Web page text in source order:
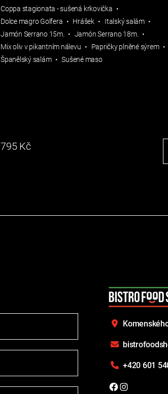
Coppa stagionata - sušená krkovička
Dolce magro Golfera
Hrášek
Italský salám
Jamón Serrano 15m.
Jamón Serrano 18m.
Mix oliv v pikantním nálevu
Papričky plněné sýrem
Španělský salám
Sušené maso
795 Kč
+420 601
Facebook
Instagram